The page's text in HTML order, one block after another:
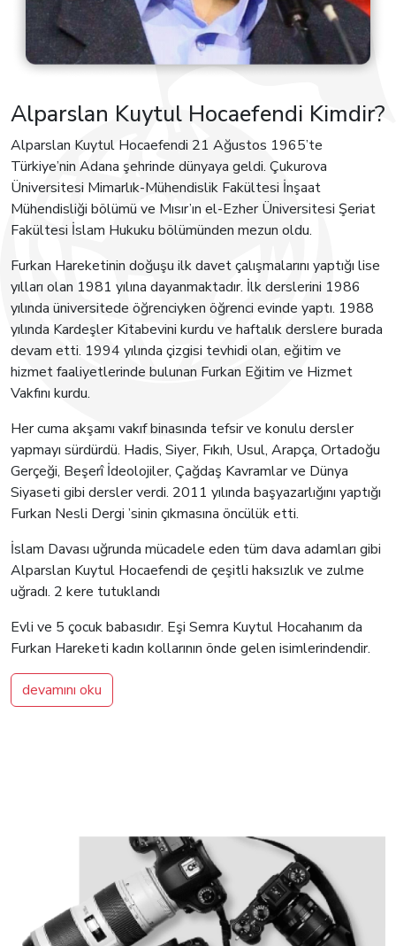
Alparslan Kuytul Hocaefendi Kimdir?
Alparslan Kuytul Hocaefendi 21 Ağustos 1965’te
Türkiye’nin Adana şehrinde dünyaya geldi. Çukurova
Üniversitesi Mimarlık-Mühendislik Fakültesi İnşaat
Mühendisliği bölümü ve Mısır’ın el-Ezher Üniversitesi Şeriat
Fakültesi İslam Hukuku bölümünden mezun oldu.
Furkan Hareketinin doğuşu ilk davet çalışmalarını yaptığı lise
yılları olan 1981 yılına dayanmaktadır. İlk derslerini 1986
yılında üniversitede öğrenciyken öğrenci evinde yaptı. 1988
yılında Kardeşler Kitabevini kurdu ve haftalık derslere burada
devam etti. 1994 yılında çizgisi tevhidi olan, eğitim ve
hizmet faaliyetlerinde bulunan Furkan Eğitim ve Hizmet
Vakfını kurdu.
Her cuma akşamı vakıf binasında tefsir ve konulu dersler
yapmayı sürdürdü. Hadis, Siyer, Fıkıh, Usul, Arapça, Ortadoğu
Gerçeği, Beşerî İdeolojiler, Çağdaş Kavramlar ve Dünya
Siyaseti gibi dersler verdi. 2011 yılında başyazarlığını yaptığı
Furkan Nesli Dergi ’sinin çıkmasına öncülük etti.
İslam Davası uğrunda mücadele eden tüm dava adamları gibi
Alparslan Kuytul Hocaefendi de çeşitli haksızlık ve zulme
uğradı. 2 kere tutuklandı
Evli ve 5 çocuk babasıdır. Eşi Semra Kuytul Hocahanım da
Furkan Hareketi kadın kollarının önde gelen isimlerindendir.
devamını oku